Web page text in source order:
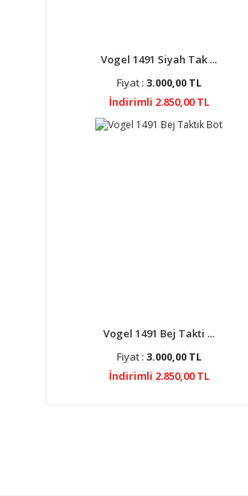
Vogel 1491 Siyah Tak ...
Fiyat : 3.000,00 TL
İndirimli 2.850,00 TL
Vogel 1491 Bej Takti ...
Fiyat : 3.000,00 TL
İndirimli 2.850,00 TL